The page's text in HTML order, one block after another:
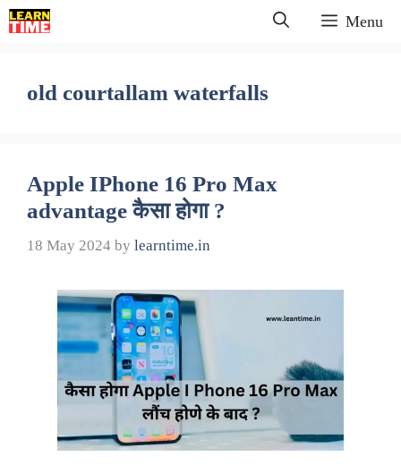
Skip
to
Menu
old courtallam waterfalls
Apple IPhone 16 Pro Max
advantage कैसा होगा ?
18 May 2024 by learntime.in